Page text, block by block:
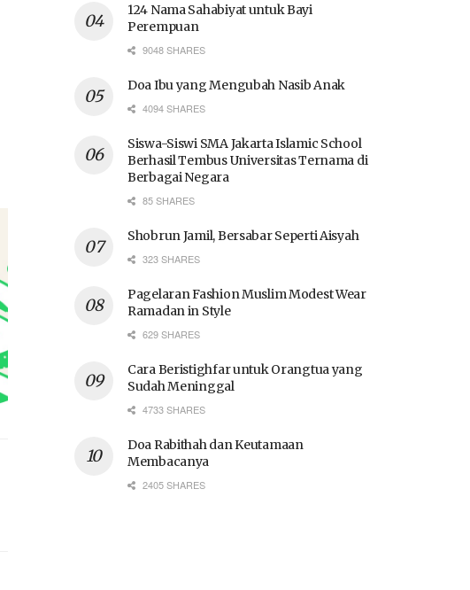
124 Nama Sahabiyat untuk Bayi
Perempuan
9048 SHARES
Doa Ibu yang Mengubah Nasib Anak
4094 SHARES
Siswa-Siswi SMA Jakarta Islamic School
Berhasil Tembus Universitas Ternama di
Berbagai Negara
85 SHARES
Shobrun Jamil, Bersabar Seperti Aisyah
323 SHARES
Pagelaran Fashion Muslim Modest Wear
Ramadan in Style
629 SHARES
Cara Beristighfar untuk Orangtua yang
Sudah Meninggal
4733 SHARES
Doa Rabithah dan Keutamaan
Membacanya
2405 SHARES